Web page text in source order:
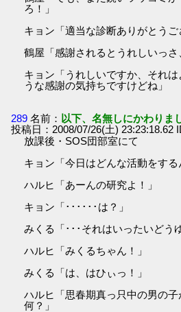
ろ！」
キョン「適当な診断ありがとうご
鶴屋「感謝されるとうれしいっさ
キョン「うれしいですか、それ
うな感謝の気持ちですけどね」
289 名前： 以下、名無しにかわりま
投稿日：2008/07/26(土) 23:23:18.62
放課後・SOS団部室にて
キョン「今日はどんな活動をする
ハルヒ「あーんの研究よ！」
キョン「･･････は？」
みくる「･･･それはいったいどう
ハルヒ「みくるちゃん！」
みくる「は、はひぃっ！」
ハルヒ「思春期真っ只中の男の
何？」